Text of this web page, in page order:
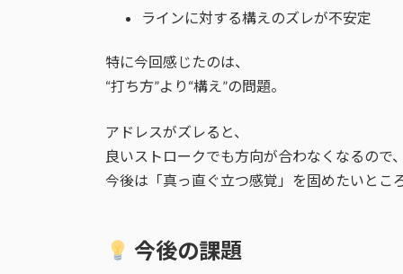
ラインに対する構えのズレが不安定
特に今回感じたのは、
“打ち方”より“構え”の問題。
アドレスがズレると、
良いストロークでも方向が合わなくなるので、
今後は「真っ直ぐ立つ感覚」を固めたいところ
今後の課題